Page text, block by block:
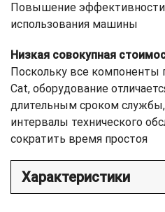
Повышение
использования машины
Низкая совокупная
Поскольку все компоненты
Cat, оборудование
длительным сроком
интервалы технического
сократить время простоя
Характеристики